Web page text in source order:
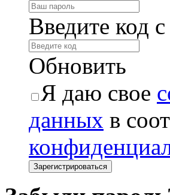
Введите код
Обновить
Я даю свое
данных в